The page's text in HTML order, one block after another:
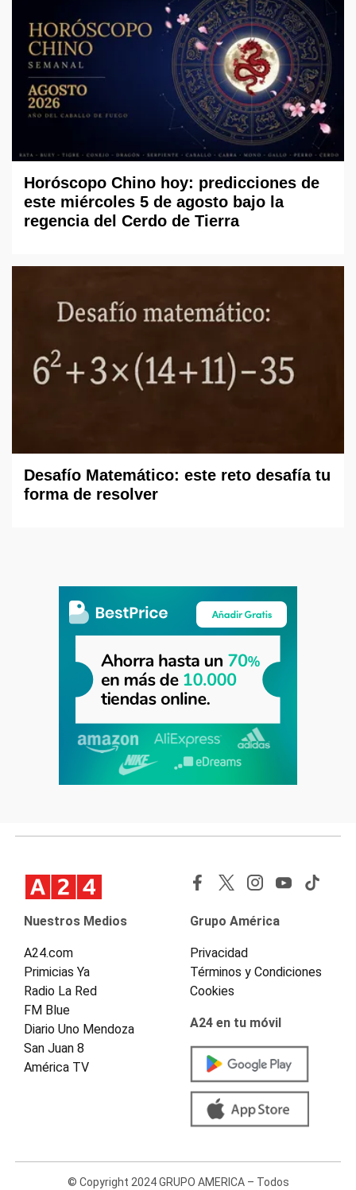
Horóscopo Chino hoy: predicciones de
este miércoles 5 de agosto bajo la
regencia del Cerdo de Tierra
Desafío Matemático: este reto desafía tu
forma de resolver
Nuestros Medios
A24.com
Primicias Ya
Radio La Red
FM Blue
Diario Uno Mendoza
San Juan 8
América TV
Grupo América
Privacidad
Términos y Condiciones
Cookies
A24 en tu móvil
© Copyright 2024 GRUPO AMERICA – Todos